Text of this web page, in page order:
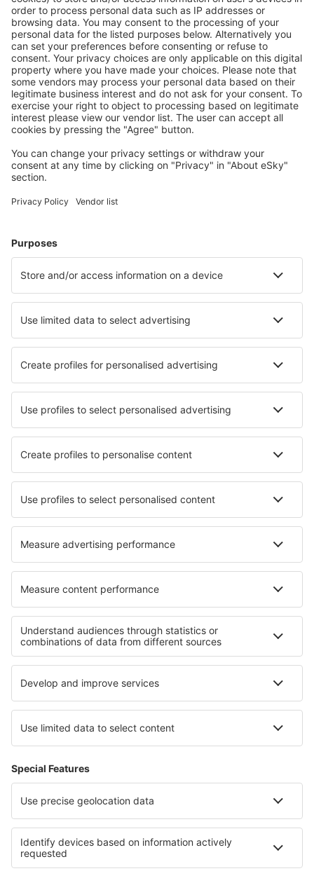
Pianifica in sicurezza
Prenotazione senza pensieri con possibilità di
cancellazione gratuita.
Risparmia di più
Prezzi attraenti e offerte speciali per gli utenti registrati.
Scegli tra oltre 1,3 milioni di strutture: hotel, lodge,
appartamenti e altri.
Hotel in Germania - Città popolari
Hotel a Heringsdorf Hotel a Westerland
Hotel in Würzburg Hotel in Ratekau
I migliori hotel - città
Hotel in Trigueros Hotel in Stavern Hotel in Pančevo
Hotel in Fleury-la-Forêt Hotel in Oakley
Hotel in Pozo Alcon Hotel in Jevíčko Hotel in Livadakia
I migliori hotel - zone
Hotel in Saxony-Anhalt Hotel on Baltic Sea Coast
Hotel in Bavaria Hotel in Lake Constance
Hotel a Usedom Hotel in Spagna Hotel a Costa Adeje
Hotel in Egitto Hotel in Lahemaa National Park
Hotel a Pattaya Beach